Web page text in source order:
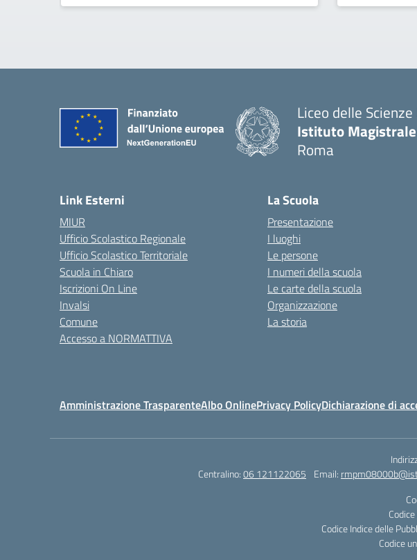
Liceo delle
Istituto
Roma
Link Esterni
MIUR
Ufficio Scolastico Regionale
Ufficio Scolastico Territoriale
Scuola in Chiaro
Iscrizioni On Line
Invalsi
Comune
Accesso a NORMATTIVA
La Scuola
Presentazione
I luoghi
Le persone
I numeri della scuola
Le carte della scuola
Organizzazione
La storia
Amministrazione TrasparenteAlbo OnlinePrivacy PolicyDichiarazione di
Centralino:06 121122065 Email:
Codice Indice delle
Codice